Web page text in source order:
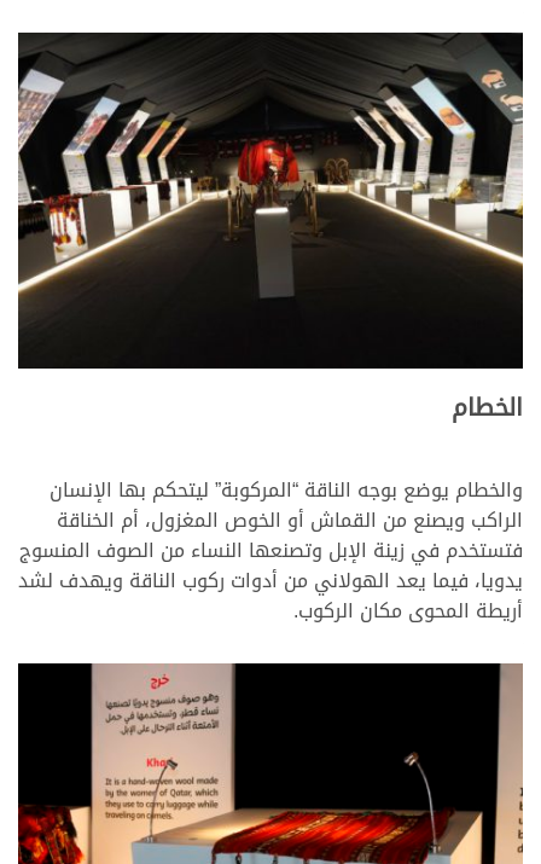
الخطام
والخطام يوضع بوجه الناقة “المركوبة” ليتحكم بها الإنسان
الراكب ويصنع من القماش أو الخوص المغزول، أم الخناقة
فتستخدم في زينة الإبل وتصنعها النساء من الصوف المنسوج
يدويا، فيما يعد الهولاني من أدوات ركوب الناقة ويهدف لشد
أريطة المحوى مكان الركوب.